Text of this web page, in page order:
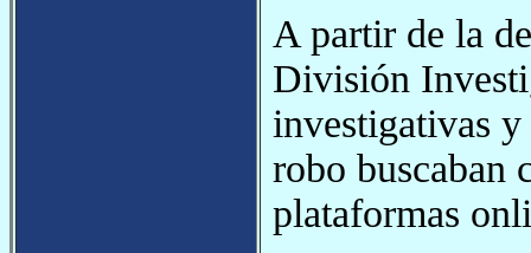
A partir de la
División
investigativas y
robo buscaban
plataformas